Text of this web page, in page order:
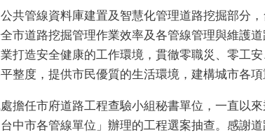
共管線資料庫建置及智慧化管理道路挖掘部分
市道路挖掘管理作業效率及各管線管理與維護
打造安全健康的工作環境，貫徹零職災、零工
整度，提供市民優質的生活環境，建構城市各項
擔任市府道路工程查驗小組秘書單位，一直以
中市各管線單位」辦理的工程選案抽查。感謝